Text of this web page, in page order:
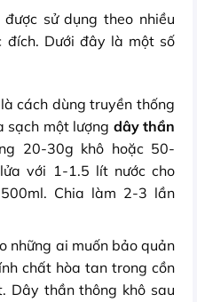
sử dụng theo nhiều
đích. Dưới đây là một số
cách dùng truyền thống
sạch một lượng dây thần
20-30g khô hoặc 50-
với 1-1.5 lít nước cho
Chia làm 2-3 lần
những ai muốn bảo quản
chất hòa tan trong cồn
Dây thần thông khô sau